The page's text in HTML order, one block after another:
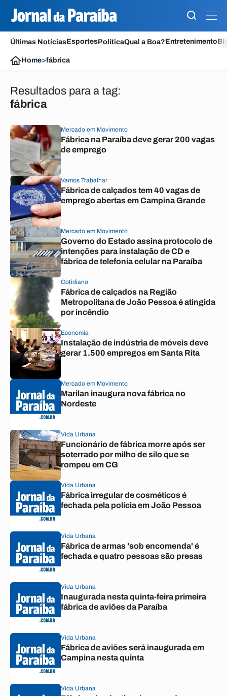
Últimas NotíciasEsportesPolíticaQual a Boa?Entretenimento
Home>fábrica
Resultados para a tag:
fábrica
Mercado em Movimento
Fábrica na Paraíba deve gerar 200 vagas
de emprego
Vamos Trabalhar
Fábrica de calçados tem 40 vagas de
emprego abertas em Campina Grande
Mercado em Movimento
Governo do Estado assina protocolo de
intenções para instalação de CD e
fábrica de telefonia celular na Paraíba
Cotidiano
Fábrica de calçados na Região
Metropolitana de João Pessoa é atingida
por incêndio
Economia
Instalação de indústria de móveis deve
gerar 1.500 empregos em Santa Rita
Mercado em Movimento
Marilan inaugura nova fábrica no
Nordeste
Vida Urbana
Funcionário de fábrica morre após ser
soterrado por milho de silo que se
rompeu em CG
Vida Urbana
Fábrica irregular de cosméticos é
fechada pela polícia em João Pessoa
Vida Urbana
Fábrica de armas 'sob encomenda' é
fechada e quatro pessoas são presas
Vida Urbana
Inaugurada nesta quinta-feira primeira
fábrica de aviões da Paraíba
Vida Urbana
Fábrica de aviões será inaugurada em
Campina nesta quinta
Vida Urbana